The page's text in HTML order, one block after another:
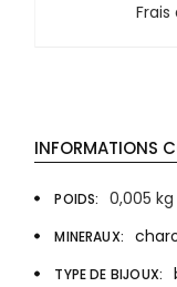
INFORMATIONS
POIDS 0,005 kg
MINERAUX
TYPE DE BIJOUX